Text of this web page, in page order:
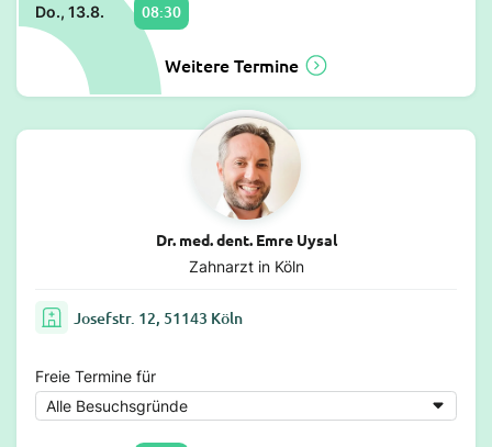
Do., 13.8. 08:30
Weitere Termine
Dr. med. dent. Emre Uysal
Zahnarzt in Köln
Josefstr. 12, 51143 Köln
Freie Termine für